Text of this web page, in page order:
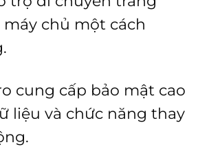
chủ một cách
cung cấp bảo mật cao
liệu và chức năng thay